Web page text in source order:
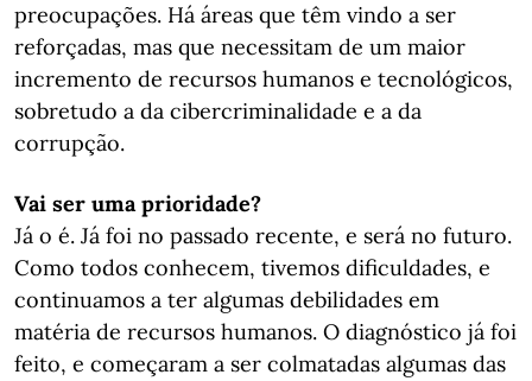
preocupações. Há áreas que têm vindo a ser
reforçadas, mas que necessitam de um maior
incremento de recursos humanos e tecnológicos,
sobretudo a da cibercriminalidade e a da
corrupção.
Vai ser uma prioridade?
Já o é. Já foi no passado recente, e será no futuro.
Como todos conhecem, tivemos dificuldades, e
continuamos a ter algumas debilidades em
matéria de recursos humanos. O diagnóstico já foi
feito, e começaram a ser colmatadas algumas das